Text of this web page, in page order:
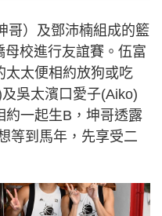
哥）及鄧沛楠組成的籃
校進行友誼賽。伍富
太太便相約放狗或吃
吳太濱口愛子(Aiko)
約一起生B，坤哥透露
等到馬年，先享受二